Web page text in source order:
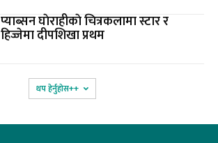
प्याब्सन घाेराहीकाे चित्रकलामा स्टार र
हिज्जेमा दीपशिखा प्रथम
थप हेर्नुहोस‌++